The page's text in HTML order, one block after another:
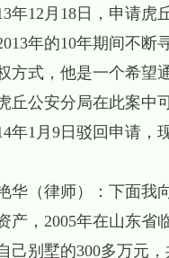
年12月18日，申请
年的10年期间不断
方式，他是一个希望
丘公安分局在此案中
年1月9日驳回申请，
华（律师）：下面我
产，2005年在山东省
己别墅的300多万元